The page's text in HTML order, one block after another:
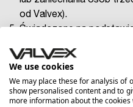
od Valvex).
Świadczone na
usług drogą
Serwisie nieodpłatnie.
podlegać osobnym
Klient może kontaktować
We use cookies
We may place these for analysis of
show personalised content and to
more information about the